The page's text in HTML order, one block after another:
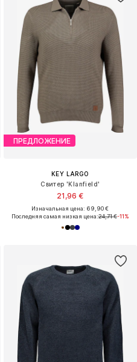
ПРЕДЛОЖЕНИЕ
KEY LARGO
Свитер 'Klanfield'
21,96 €
Изначальная цена: 69,90 €
Последняя самая низкая цена:24,71 €-11%